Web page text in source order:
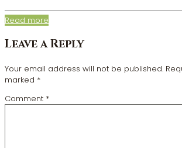
Read more
Leave a Reply
Your email address will not be published.
marked *
Comment *